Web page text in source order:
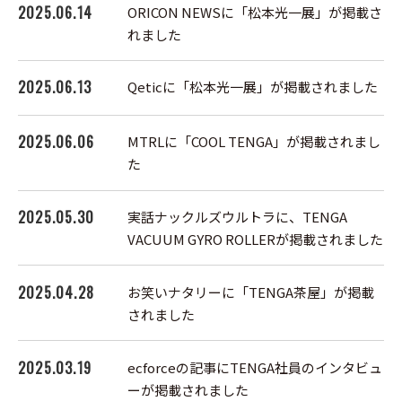
2025.06.14
ORICON NEWSに「松本光一展」が掲載さ
れました
2025.06.13 Qeticに「松本光一展」が掲載されました
2025.06.06
MTRLに「COOL TENGA」が掲載されまし
た
2025.05.30
実話ナックルズウルトラに、TENGA
VACUUM GYRO ROLLERが掲載されました
2025.04.28
お笑いナタリーに「TENGA茶屋」が掲載
されました
2025.03.19
ecforceの記事にTENGA社員のインタビュ
ーが掲載されました